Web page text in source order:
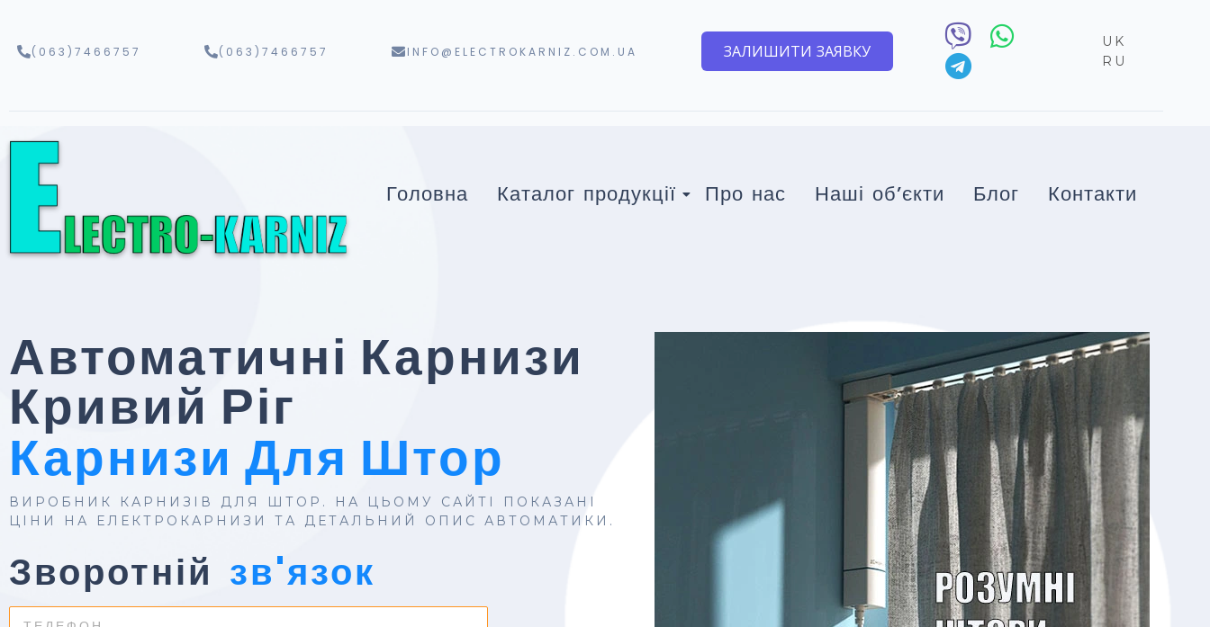
(063)7466757 (063)7466757 INFO@ELECTROKARNIZ.COM.UA ЗАЛИШИТИ ЗАЯВКУ
UK
RU
Головна Каталог продукції Про нас Наші об’єкти Блог Контакти
Автоматичні Карнизи
Кривий Ріг
Карнизи Для Штор
ВИРОБНИК КАРНИЗІВ ДЛЯ ШТОР. НА ЦЬОМУ САЙТІ ПОКАЗАНІ
ЦІНИ НА ЕЛЕКТРОКАРНИЗИ ТА ДЕТАЛЬНИЙ ОПИС АВТОМАТИКИ.
Зворотній зв'язок